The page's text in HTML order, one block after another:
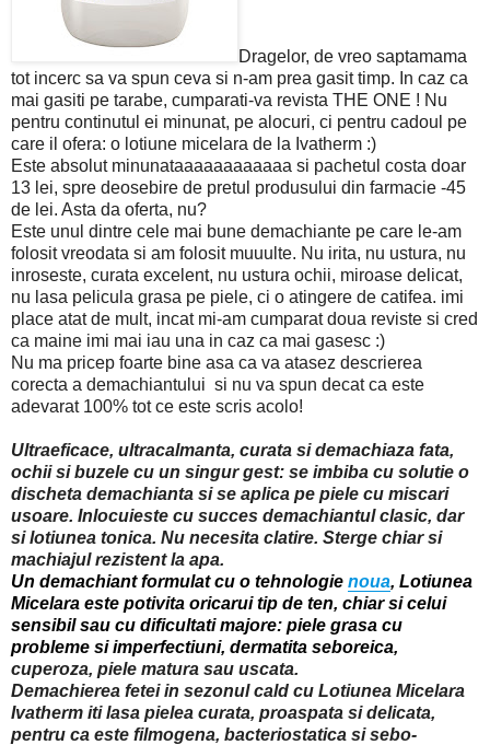
Dragelor, de vreo saptamama
tot incerc sa va spun ceva si n-am prea gasit timp. In caz ca
mai gasiti pe tarabe, cumparati-va revista THE ONE ! Nu
pentru continutul ei minunat, pe alocuri, ci pentru cadoul pe
care il ofera: o lotiune micelara de la Ivatherm :)
Este absolut minunataaaaaaaaaaaa si pachetul costa doar
13 lei, spre deosebire de pretul produsului din farmacie -45
de lei. Asta da oferta, nu?
Este unul dintre cele mai bune demachiante pe care le-am
folosit vreodata si am folosit muuulte. Nu irita, nu ustura, nu
inroseste, curata excelent, nu ustura ochii, miroase delicat,
nu lasa pelicula grasa pe piele, ci o atingere de catifea. imi
place atat de mult, incat mi-am cumparat doua reviste si cred
ca maine imi mai iau una in caz ca mai gasesc :)
Nu ma pricep foarte bine asa ca va atasez descrierea
corecta a demachiantului si nu va spun decat ca este
adevarat 100% tot ce este scris acolo!
Ultraeficace, ultracalmanta, curata si demachiaza fata,
ochii si buzele cu un singur gest: se imbiba cu solutie o
discheta demachianta si se aplica pe piele cu miscari
usoare. Inlocuieste cu succes demachiantul clasic, dar
si lotiunea tonica. Nu necesita clatire. Sterge chiar si
machiajul rezistent la apa.
Un demachiant formulat cu o tehnologie noua, Lotiunea
Micelara este potivita oricarui tip de ten, chiar si celui
sensibil sau cu dificultati majore: piele grasa cu
probleme si imperfectiuni, dermatita seboreica,
cuperoza, piele matura sau uscata.
Demachierea fetei in sezonul cald cu Lotiunea Micelara
Ivatherm iti lasa pielea curata, proaspata si delicata,
pentru ca este filmogena, bacteriostatica si sebo-